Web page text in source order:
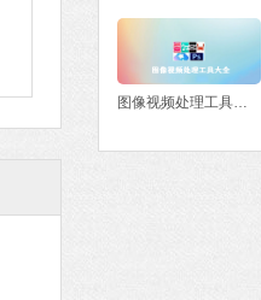
图像视频处理工具大全